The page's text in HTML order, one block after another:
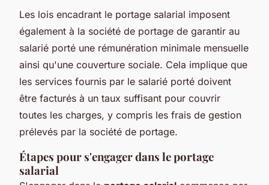
Les lois encadrant le portage salarial imposent
également à la société de portage de garantir au
salarié porté une rémunération minimale mensuelle
ainsi qu'une couverture sociale. Cela implique que
les services fournis par le salarié porté doivent
être facturés à un taux suffisant pour couvrir
toutes les charges, y compris les frais de gestion
prélevés par la société de portage.
Étapes pour s'engager dans le portage
salarial